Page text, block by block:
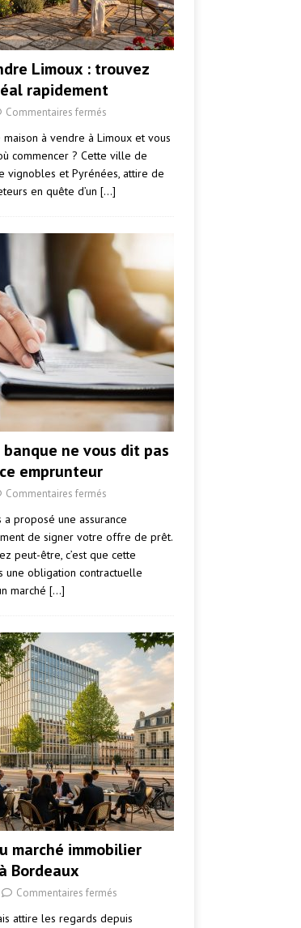
Limoux : trouvez
rapidement
Commentaires fermés
maison à vendre à Limoux et vous
commencer ? Cette ville de
vignobles et Pyrénées, attire de
en quête d’un […]
ne vous dit pas
emprunteur
Commentaires fermés
proposé une assurance
de signer votre offre de prêt.
peut-être, c’est que cette
une obligation contractuelle
marché […]
marché immobilier
Bordeaux
Commentaires fermés
attire les regards depuis